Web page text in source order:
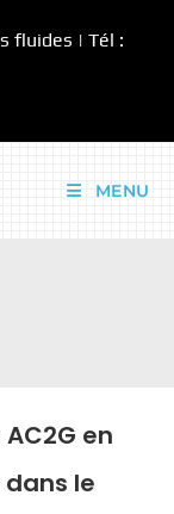
fluides | Tél :
MENU
en
le